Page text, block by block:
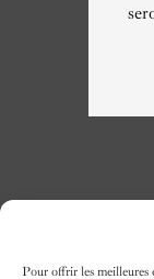
Pour offrir les meilleures